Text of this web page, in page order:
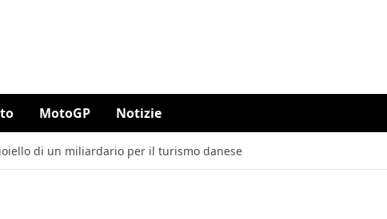
MotoGP Notizie
di un miliardario per il turismo danese